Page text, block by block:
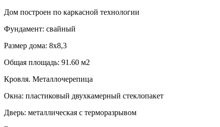
Дом построен по каркасной технологии
Фундамент: свайный
Размер дома: 8х8,3
Общая площадь: 91.60 м2
Кровля. Металлочерепица
Окна: пластиковый двухкамерный стеклопакет
Дверь: металлическая с терморазрывом